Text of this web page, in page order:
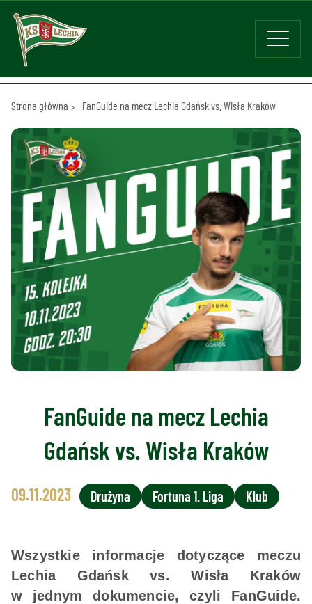
Strona główna FanGuide na mecz Lechia Gdańsk vs. Wisła Kraków
FanGuide na mecz Lechia
Gdańsk vs. Wisła Kraków
09.11.2023 Drużyna Fortuna 1. Liga Klub
Wszystkie informacje dotyczące meczu
Lechia Gdańsk vs. Wisła Kraków
w jednym dokumencie, czyli FanGuide.